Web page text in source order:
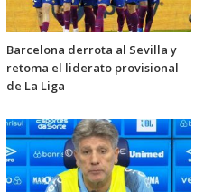
Barcelona derrota al Sevilla y
retoma el liderato provisional
de La Liga